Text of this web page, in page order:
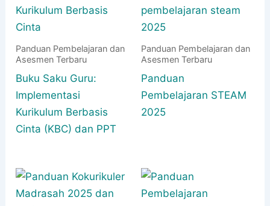
Panduan Pembelajaran dan
Asesmen Terbaru
Buku Saku Guru:
Implementasi
Kurikulum Berbasis
Cinta (KBC) dan PPT
Panduan Pembelajaran dan
Asesmen Terbaru
Panduan
Pembelajaran STEAM
2025